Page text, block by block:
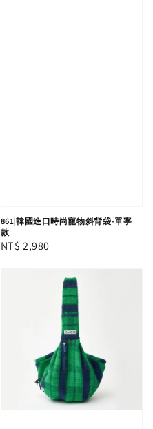
861|韓國進口時尚寵物斜背袋-單寧
款
Regular
NT$ 2,980